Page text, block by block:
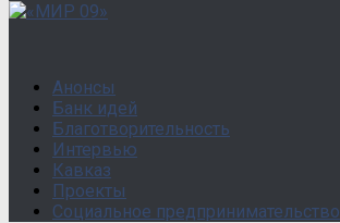
Анонсы
Банк идей
Благотворительность
Интервью
Кавказ
Проекты
Социальное предпринимательство